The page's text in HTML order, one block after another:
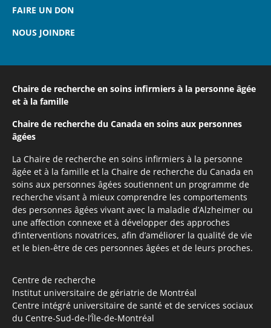
FAIRE UN DON
NOUS JOINDRE
Chaire de recherche en soins infirmiers à la personne âgée
et à la famille
Chaire de recherche du Canada en soins aux personnes
âgées
La Chaire de recherche en soins infirmiers à la personne
âgée et à la famille et la Chaire de recherche du Canada en
soins aux personnes âgées soutiennent un programme de
recherche visant à mieux comprendre les comportements
des personnes âgées vivant avec la maladie d’Alzheimer ou
une affection connexe et à développer des approches
d’interventions novatrices, afin d’améliorer la qualité de vie
et le bien-être de ces personnes âgées et de leurs proches.
Centre de recherche
Institut universitaire de gériatrie de Montréal
Centre intégré universitaire de santé et de services sociaux
du Centre-Sud-de-l’Île-de-Montréal